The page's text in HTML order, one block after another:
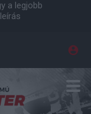
a legjobb